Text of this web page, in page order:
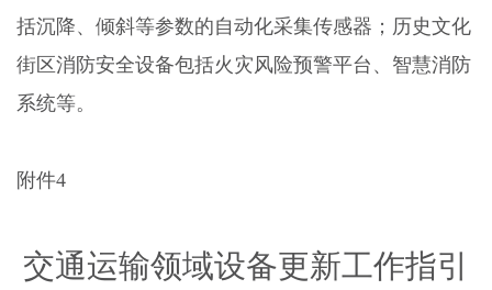
括沉降、倾斜等参数的自动化采集传感器；历史文化
街区消防安全设备包括火灾风险预警平台、智慧消防
系统等。
附件4
交通运输领域设备更新工作指引